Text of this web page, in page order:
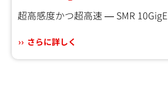
超高感度かつ超高速 ― SMR 10GigE
さらに詳しく